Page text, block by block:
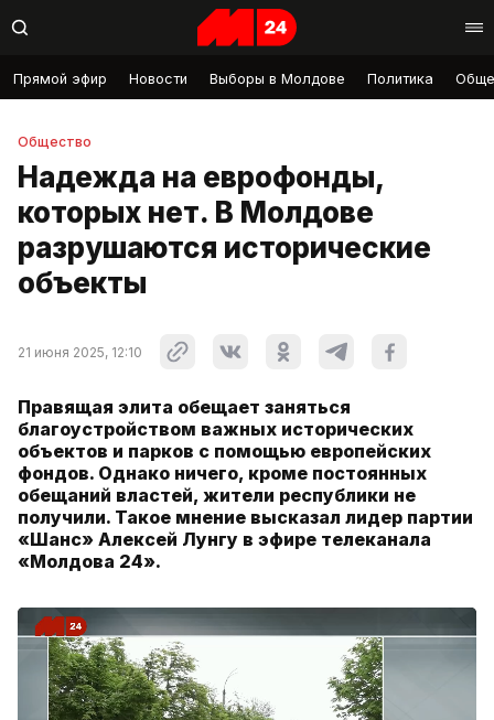
Прямой эфир Новости Выборы в Молдове Политика
Общество
Надежда на еврофонды,
которых нет. В Молдове
разрушаются исторические
объекты
21 июня 2025, 12:10
Правящая элита обещает заняться
благоустройством важных исторических
объектов и парков с помощью европейских
фондов. Однако ничего, кроме постоянных
обещаний властей, жители республики не
получили. Такое мнение высказал лидер партии
«Шанс» Алексей Лунгу в эфире телеканала
«Молдова 24».